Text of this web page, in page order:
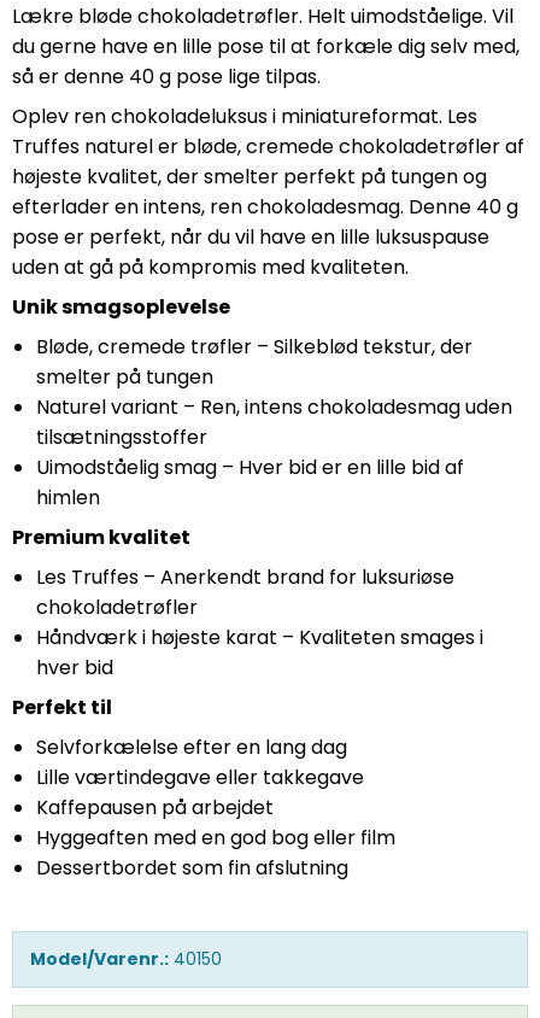
Lækre bløde chokoladetrøfler. Helt uimodståelige. Vil
du gerne have en lille pose til at forkæle dig selv med,
så er denne 40 g pose lige tilpas.
Oplev ren chokoladeluksus i miniatureformat. Les
Truffes naturel er bløde, cremede chokoladetrøfler af
højeste kvalitet, der smelter perfekt på tungen og
efterlader en intens, ren chokoladesmag. Denne 40 g
pose er perfekt, når du vil have en lille luksuspause
uden at gå på kompromis med kvaliteten.
Unik smagsoplevelse
Bløde, cremede trøfler – Silkeblød tekstur, der
smelter på tungen
Naturel variant – Ren, intens chokoladesmag uden
tilsætningsstoffer
Uimodståelig smag – Hver bid er en lille bid af
himlen
Premium kvalitet
Les Truffes – Anerkendt brand for luksuriøse
chokoladetrøfler
Håndværk i højeste karat – Kvaliteten smages i
hver bid
Perfekt til
Selvforkælelse efter en lang dag
Lille værtindegave eller takkegave
Kaffepausen på arbejdet
Hyggeaften med en god bog eller film
Dessertbordet som fin afslutning
Model/Varenr.: 40150